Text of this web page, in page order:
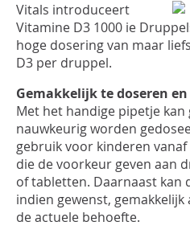
Vitals introduceert
Vitamine D3 1000 ie
hoge dosering van maar
D3 per druppel.
Gemakkelijk te doseren
Met het handige pipetje kan
nauwkeurig worden
gebruik voor kinderen
die de voorkeur geven aan
of tabletten. Daarnaast kan
indien gewenst,
de actuele behoefte.